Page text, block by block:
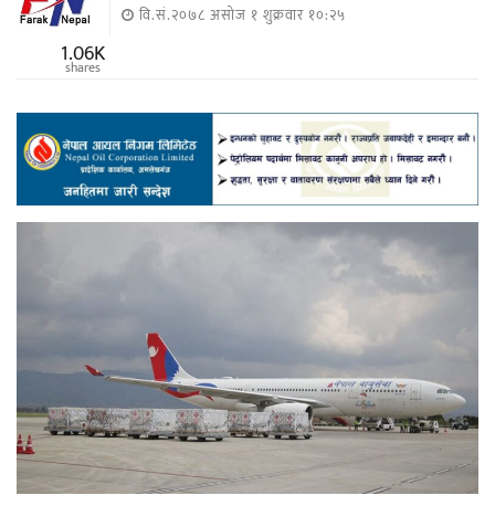
वि.सं.२०७८ असोज १ शुक्रवार १०:२५
1.06K
shares